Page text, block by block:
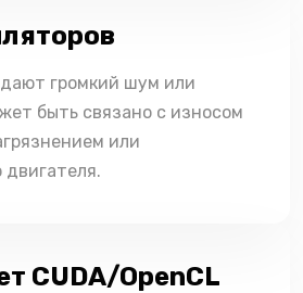
громкий шум или
быть связано с износом
или
CUDA/OpenCL